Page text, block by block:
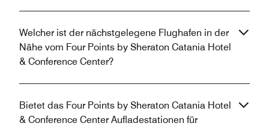
Welcher ist der nächstgelegene Flughafen in der
Nähe vom Four Points by Sheraton Catania Hotel
& Conference Center?
Bietet das Four Points by Sheraton Catania Hotel
& Conference Center Aufladestationen für